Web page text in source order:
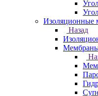
Изоляционные
Назад